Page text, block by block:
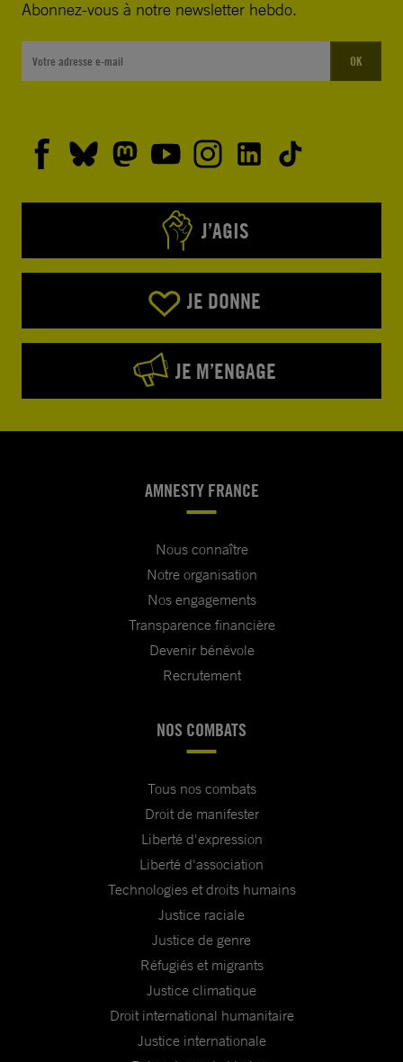
Abonnez-vous à notre newsletter hebdo.
OK
J’AGIS
JE DONNE
JE M’ENGAGE
AMNESTY FRANCE
Nous connaître
Notre organisation
Nos engagements
Transparence financière
Devenir bénévole
Recrutement
NOS COMBATS
Tous nos combats
Droit de manifester
Liberté d'expression
Liberté d'association
Technologies et droits humains
Justice raciale
Justice de genre
Réfugiés et migrants
Justice climatique
Droit international humanitaire
Justice internationale